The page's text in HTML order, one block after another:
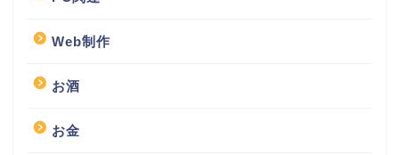
Web制作
お酒
お金